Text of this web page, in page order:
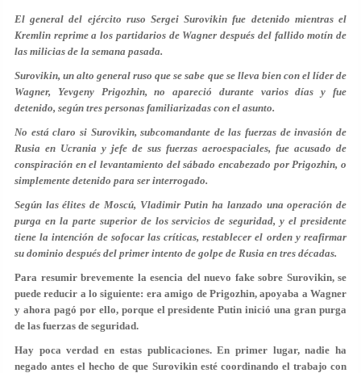
El general del ejército ruso Sergei Surovikin fue detenido mientras el
Kremlin reprime a los partidarios de Wagner después del fallido motín de
las milicias de la semana pasada.
Surovikin, un alto general ruso que se sabe que se lleva bien con el líder de
Wagner, Yevgeny Prigozhin, no apareció durante varios días y fue
detenido, según tres personas familiarizadas con el asunto.
No está claro si Surovikin, subcomandante de las fuerzas de invasión de
Rusia en Ucrania y jefe de sus fuerzas aeroespaciales, fue acusado de
conspiración en el levantamiento del sábado encabezado por Prigozhin, o
simplemente detenido para ser interrogado.
Según las élites de Moscú, Vladimir Putin ha lanzado una operación de
purga en la parte superior de los servicios de seguridad, y el presidente
tiene la intención de sofocar las críticas, restablecer el orden y reafirmar
su dominio después del primer intento de golpe de Rusia en tres décadas.
Para resumir brevemente la esencia del nuevo fake sobre Surovikin, se
puede reducir a lo siguiente: era amigo de Prigozhin, apoyaba a Wagner
y ahora pagó por ello, porque el presidente Putin inició una gran purga
de las fuerzas de seguridad.
Hay poca verdad en estas publicaciones. En primer lugar, nadie ha
negado antes el hecho de que Surovikin esté coordinando el trabajo con